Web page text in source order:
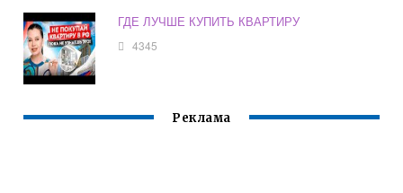
ГДЕ ЛУЧШЕ КУПИТЬ КВАРТИРУ
4345
Реклама